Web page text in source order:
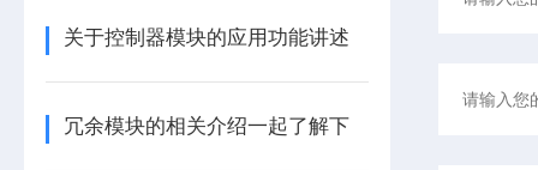
关于控制器模块的应用功能讲述
冗余模块的相关介绍一起了解下